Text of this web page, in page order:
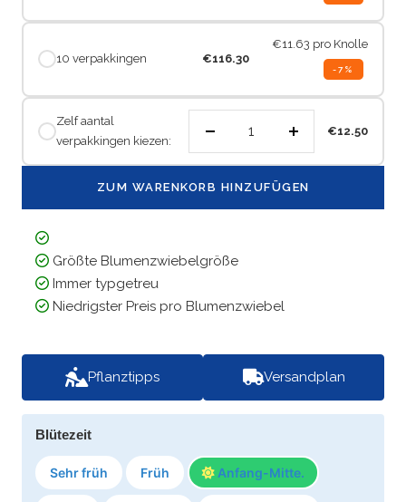
10 verpakkingen €116.30
€11.63 pro Knolle
-7%
Zelf aantal
verpakkingen kiezen:
verringern
Menge
€12.50
ZUM WARENKORB HINZUFÜGEN
Größte Blumenzwiebelgröße
Immer typgetreu
Niedrigster Preis pro Blumenzwiebel
Pflanztipps Versandplan
Blütezeit
Sehr früh Früh Anfang-Mitte.